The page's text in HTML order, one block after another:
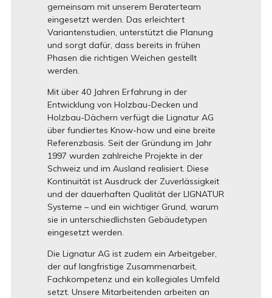
gemeinsam mit unserem Beraterteam
eingesetzt werden. Das erleichtert
Variantenstudien, unterstützt die Planung
und sorgt dafür, dass bereits in frühen
Phasen die richtigen Weichen gestellt
werden.
Mit über 40 Jahren Erfahrung in der
Entwicklung von Holzbau-Decken und
Holzbau-Dächern verfügt die Lignatur AG
über fundiertes Know-how und eine breite
Referenzbasis. Seit der Gründung im Jahr
1997 wurden zahlreiche Projekte in der
Schweiz und im Ausland realisiert. Diese
Kontinuität ist Ausdruck der Zuverlässigkeit
und der dauerhaften Qualität der LIGNATUR
Systeme – und ein wichtiger Grund, warum
sie in unterschiedlichsten Gebäudetypen
eingesetzt werden.
Die Lignatur AG ist zudem ein Arbeitgeber,
der auf langfristige Zusammenarbeit,
Fachkompetenz und ein kollegiales Umfeld
setzt. Unsere Mitarbeitenden arbeiten an